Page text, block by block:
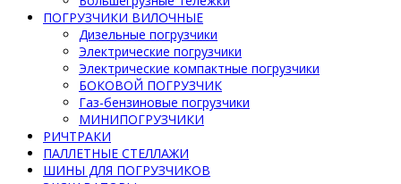
ПОГРУЗЧИКИ ВИЛОЧНЫЕ
Дизельные погрузчики
Электрические погрузчики
Электрические компактные погрузчики
БОКОВОЙ ПОГРУЗЧИК
Газ-бензиновые погрузчики
МИНИПОГРУЗЧИКИ
РИЧТРАКИ
ПАЛЛЕТНЫЕ СТЕЛЛАЖИ
ШИНЫ ДЛЯ ПОГРУЗЧИКОВ